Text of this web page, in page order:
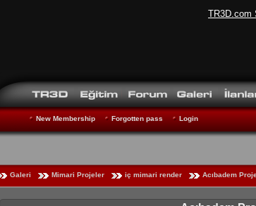
TR3D.com
New Membership Forgotten pass Login
Galeri Mimari Projeler iç mimari render Acıbadem